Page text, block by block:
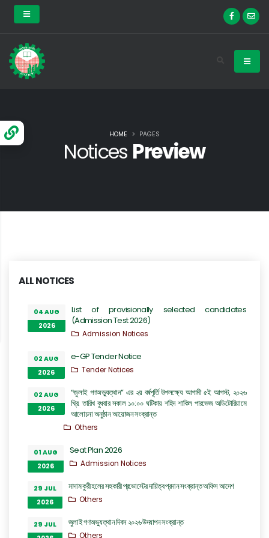
Notices Preview
HOME PAGES
ALL NOTICES
04 AUG
2026
List of provisionally selected candidates
(Admission Test 2026)
Admission Notices
02 AUG
2026
e-GP Tender Notice
Tender Notices
02 AUG
2026
“জুলাই গণঅভ্যুত্থান” এর ২য় বর্ষপূর্তি উপলক্ষ্যে আগামী ৫ই আগস্ট, ২০২৬
খ্রি. তারিখ বুধবার সকাল ১০:০০ ঘটিকায় শহিদ শাকিল পারভেজ অডিটোরিয়ামে
আলোচনা অনুষ্ঠান আয়োজন সংক্রান্ত
Others
01 AUG
2026
Seat Plan 2026
Admission Notices
29 JUL
2026
মাদাম কুরী হলের সহকারী প্রভোস্টের দায়িত্ব প্রদান সংক্রান্ত অফিস আদেশ
Others
29 JUL
জুলাই গণঅভ্যুত্থান দিবস ২০২৬ উদযাপন সংক্রান্ত
Others